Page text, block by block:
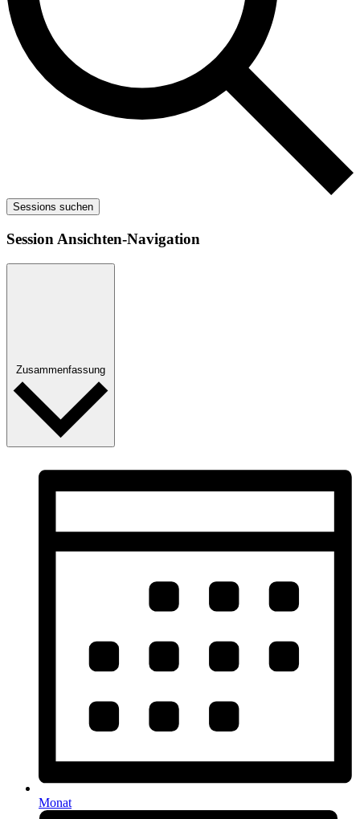
Sessions suchen
Session Ansichten-Navigation
Zusammenfassung
Monat